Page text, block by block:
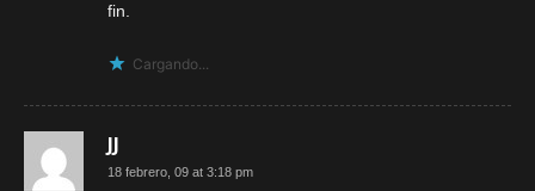
fin.
Cargando...
JJ
18 febrero, 09 at 3:18 pm